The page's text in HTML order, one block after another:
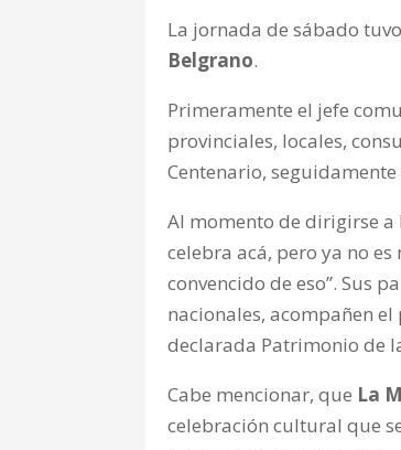
La jornada de sábado
Belgrano.
Primeramente el jefe
provinciales, locales,
Centenario,
Al momento de dirigirse a
celebra acá, pero ya no
convencido de eso”. Sus
nacionales, acompañen
declarada Patrimonio de
Cabe mencionar, que La
celebración cultural que